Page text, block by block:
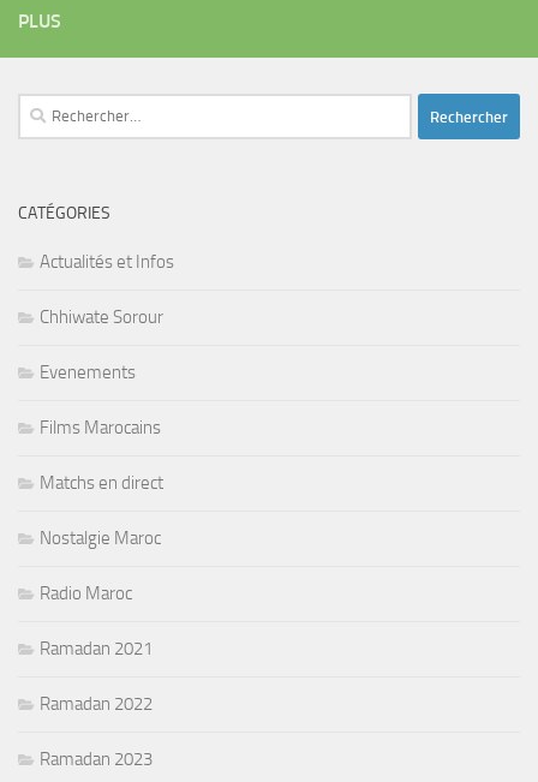
PLUS
Rechercher :
CATÉGORIES
Actualités et Infos
Chhiwate Sorour
Evenements
Films Marocains
Matchs en direct
Nostalgie Maroc
Radio Maroc
Ramadan 2021
Ramadan 2022
Ramadan 2023